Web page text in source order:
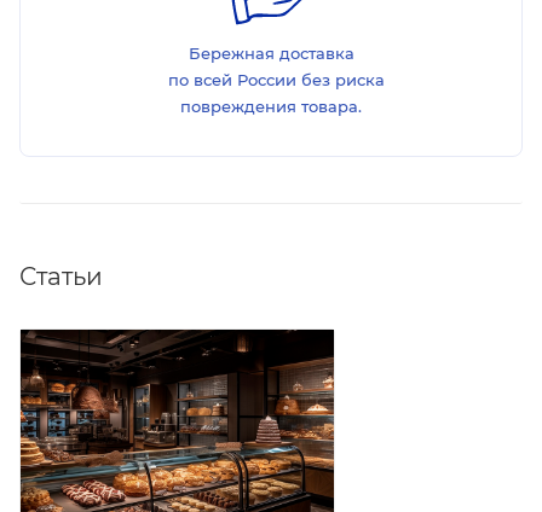
Бережная доставка
по всей России без риска
повреждения товара.
Статьи